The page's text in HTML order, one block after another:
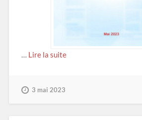
… Lire la suite
3 mai 2023